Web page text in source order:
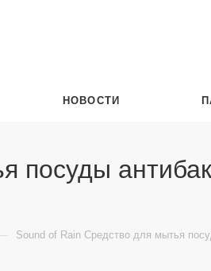
НОВОСТИ
посуды
Sound of Rain Средство для мытья